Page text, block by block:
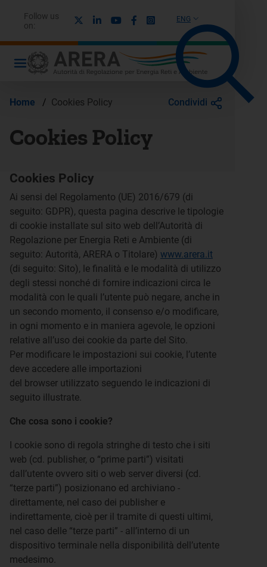
ENG
Follow us
on:
LinkedinYoutubeFacebook
Instagram
Home / Cookies Policy Condividi
Cookies Policy
Cookies Policy
Ai sensi del Regolamento (UE) 2016/679 (di
seguito: GDPR), questa pagina descrive le tipologie
di cookie installate sul sito web dell’Autorità di
Regolazione per Energia Reti e Ambiente (di
seguito: Autorità, ARERA o Titolare) www.arera.it
(di seguito: Sito), le finalità e le modalità di utilizzo
degli stessi nonché di fornire indicazioni circa le
modalità con le quali l’utente può negare, anche in
un secondo momento, il consenso e/o modificare,
in ogni momento e in maniera agevole, le opzioni
relative all’uso dei cookie da parte del Sito.
Per modificare le impostazioni sui cookie, l’utente
deve accedere alle importazioni
del browser utilizzato seguendo le indicazioni di
seguito illustrate.
Che cosa sono i cookie?
I cookie sono di regola stringhe di testo che i siti
web (cd. publisher, o “prime parti”) visitati
dall’utente ovvero siti o web server diversi (cd.
“terze parti”) posizionano ed archiviano -
direttamente, nel caso dei publisher e
indirettamente, cioè per il tramite di questi ultimi,
nel caso delle “terze parti” - all’interno di un
dispositivo terminale nella disponibilità dell’utente
medesimo.